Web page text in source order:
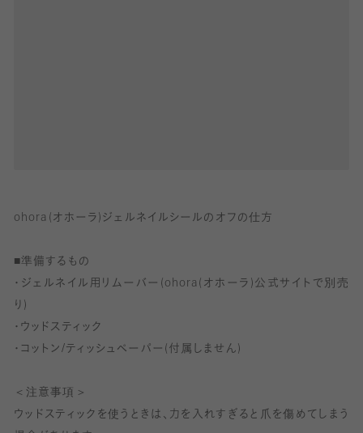
ohora(オホーラ)ジェルネイルシールのオフの仕方
■準備するもの
・ジェルネイル用リムーバー(ohora(オホーラ)公式サイトで別売
り)
・ウッドスティック
・コットン/ティッシュペーパー(付属しません)
＜注意事項＞
ウッドスティックを使うときは、力を入れすぎると爪を傷めてしまう